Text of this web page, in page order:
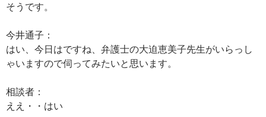
そうです。
今井通子：
はい、今日はですね、弁護士の大迫恵美子先生がいらっし
ゃいますので伺ってみたいと思います。
相談者：
ええ・・はい